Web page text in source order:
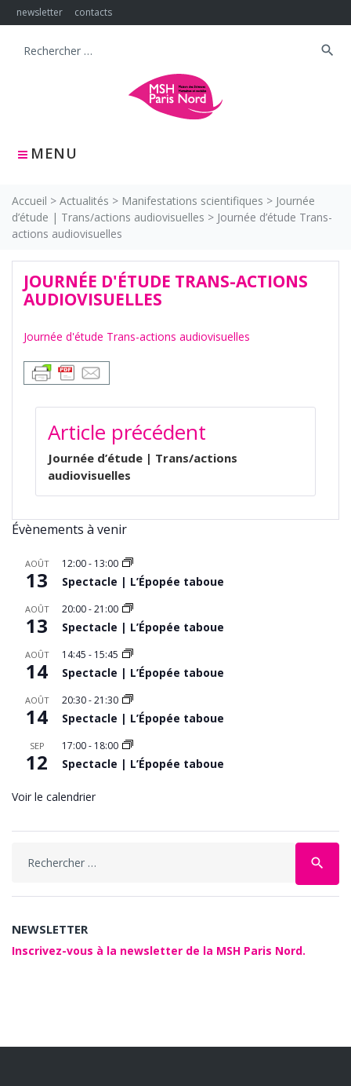
Skip
to
newsletter contacts
MENU
Search
search
Accueil > Actualités > Manifestations scientifiques > Journée
d’étude | Trans/actions audiovisuelles > Journée d’étude Trans-
actions audiovisuelles
JOURNÉE D'ÉTUDE TRANS-ACTIONS
AUDIOVISUELLES
Journée d'étude Trans-actions audiovisuelles
NAVIGATION
DE
L’ARTICLE
Article précédent
Journée d’étude | Trans/actions
audiovisuelles
Évènements à venir
AOÛT
13
12:00- 13:00
Spectacle | L’Épopée taboue
AOÛT
13
20:00-21:00
Spectacle | L’Épopée taboue
AOÛT
14
14:45 - 15:45
Spectacle | L’Épopée taboue
AOÛT
14
20:30-21:30
Spectacle | L’Épopée taboue
SEP
12
17:00- 18:00
Spectacle | L’Épopée taboue
Voir le calendrier
search
NEWSLETTER
Inscrivez-vous à la newsletter de la MSH Paris Nord.